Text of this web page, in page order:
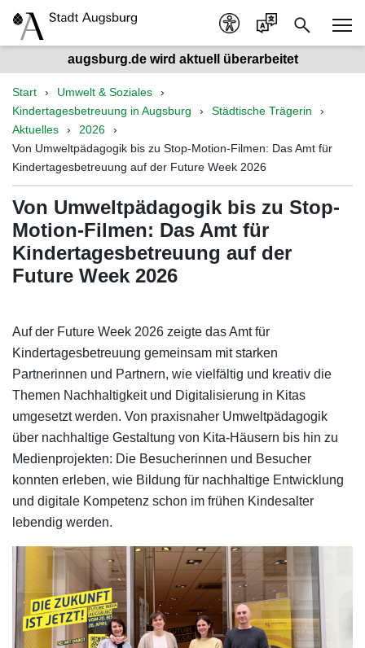
augsburg.de wird aktuell überarbeitet
Start
Umwelt & Soziales
Kindertagesbetreuung in Augsburg
Städtische Trägerin
Aktuelles
2026
Von Umweltpädagogik bis zu Stop-Motion-Filmen: Das Amt für
Kindertagesbetreuung auf der Future Week 2026
Von Umweltpädagogik bis zu Stop-
Motion-Filmen: Das Amt für
Kindertagesbetreuung auf der
Future Week 2026
Auf der Future Week 2026 zeigte das Amt für
Kindertagesbetreuung gemeinsam mit starken
Partnerinnen und Partnern, wie vielfältig und kreativ die
Themen Nachhaltigkeit und Digitalisierung in Kitas
umgesetzt werden. Von praxisnaher Umweltpädagogik
über nachhaltige Gestaltung von Kita-Häusern bis hin zu
Medienprojekten: Die Besucherinnen und Besucher
konnten erleben, wie Bildung für nachhaltige Entwicklung
und digitale Kompetenz schon im frühen Kindesalter
lebendig werden.